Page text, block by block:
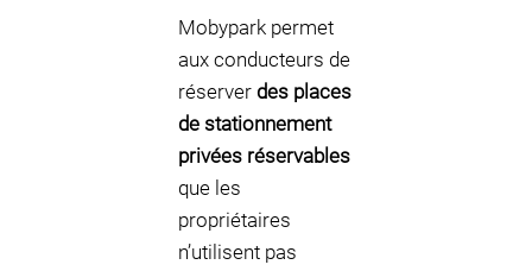
Mobypark permet
aux conducteurs de
réserver des places
de stationnement
privées réservables
que les
propriétaires
n’utilisent pas